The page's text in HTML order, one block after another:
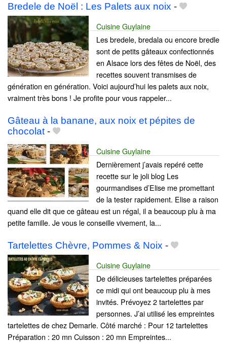
Bredele de Noël : Les Palets aux noix -
Cuisine Guylaine
Les bredele, bredala ou encore bredle
sont de petits gâteaux confectionnés
en Alsace lors des fêtes de Noël, des
recettes souvent transmises de
génération en génération. Voici aujourd’hui les palets aux noix,
vraiment très bons ! Je profite pour vous rappeler...
Gâteau à la banane, aux noix et pépites de
chocolat -
Cuisine Guylaine
Dernièrement j’avais repéré cette
recette sur le joli blog Les
gourmandises d’Elise me promettant
de la tester rapidement. Elise a raison
quand elle dit que ce gâteau est un régal, il a beaucoup plu à ma
petite famille. Je vous le conseille vivement, la...
Tartelettes Chèvre, Pommes & Noix -
Cuisine Guylaine
De délicieuses tartelettes préparées
ce midi qui ont beaucoup plu à mes
invités. Prévoyez 2 tartelettes par
personnes. J’ai utilisé les empreintes
tartelettes de chez Demarle. Côté marché : Pour 12 tartelettes
Préparation : 20 mn Cuisson : 20 mn Empreintes...